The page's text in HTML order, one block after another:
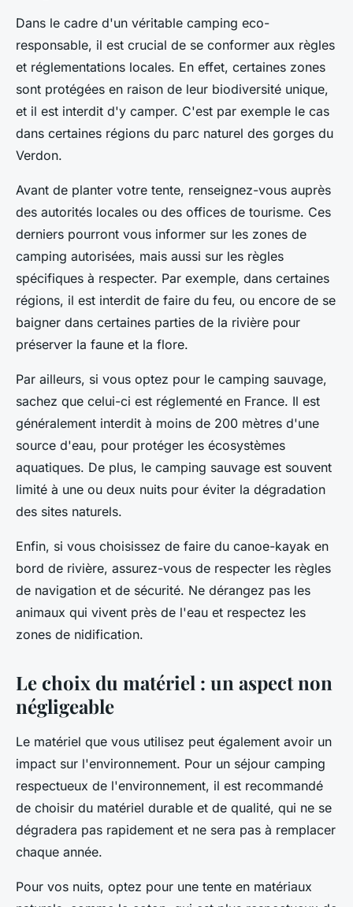
Dans le cadre d'un véritable camping eco-
responsable, il est crucial de se conformer aux règles
et réglementations locales. En effet, certaines zones
sont protégées en raison de leur biodiversité unique,
et il est interdit d'y camper. C'est par exemple le cas
dans certaines régions du parc naturel des gorges du
Verdon.
Avant de planter votre tente, renseignez-vous auprès
des autorités locales ou des offices de tourisme. Ces
derniers pourront vous informer sur les zones de
camping autorisées, mais aussi sur les règles
spécifiques à respecter. Par exemple, dans certaines
régions, il est interdit de faire du feu, ou encore de se
baigner dans certaines parties de la rivière pour
préserver la faune et la flore.
Par ailleurs, si vous optez pour le camping sauvage,
sachez que celui-ci est réglementé en France. Il est
généralement interdit à moins de 200 mètres d'une
source d'eau, pour protéger les écosystèmes
aquatiques. De plus, le camping sauvage est souvent
limité à une ou deux nuits pour éviter la dégradation
des sites naturels.
Enfin, si vous choisissez de faire du canoe-kayak en
bord de rivière, assurez-vous de respecter les règles
de navigation et de sécurité. Ne dérangez pas les
animaux qui vivent près de l'eau et respectez les
zones de nidification.
Le choix du matériel : un aspect non
négligeable
Le matériel que vous utilisez peut également avoir un
impact sur l'environnement. Pour un séjour camping
respectueux de l'environnement, il est recommandé
de choisir du matériel durable et de qualité, qui ne se
dégradera pas rapidement et ne sera pas à remplacer
chaque année.
Pour vos nuits, optez pour une tente en matériaux